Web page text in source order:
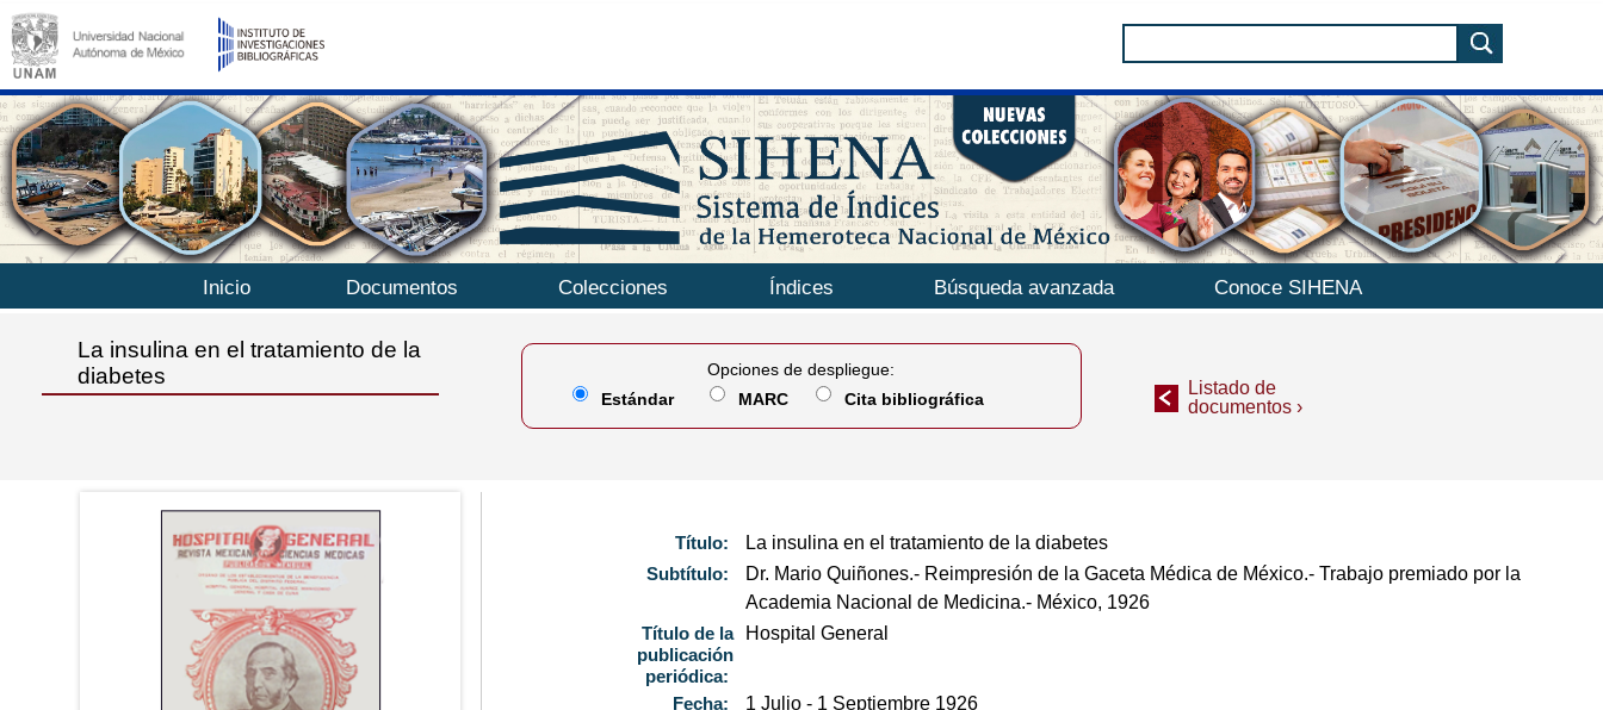
Inicio Documentos Colecciones Índices Búsqueda avanzada Conoce SIHENA
La insulina en el tratamiento de la
diabetes
Listado de
documentos ›
Opciones de despliegue:
Estándar
MARC Cita bibliográfica
Título:
La insulina en el tratamiento de la diabetes
Subtítulo:
Dr. Mario Quiñones.- Reimpresión de la Gaceta Médica de México.- Trabajo premiado por la
Academia Nacional de Medicina.- México, 1926
Título de la
publicación
periódica:
Hospital General
Fecha:
1 Julio - 1 Septiembre 1926